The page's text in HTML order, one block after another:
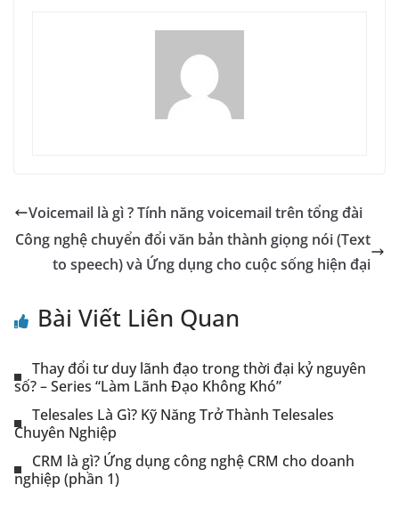
Voicemail là gì ? Tính năng voicemail trên tổng đài
Công nghệ chuyển đổi văn bản thành giọng nói (Text
to speech) và Ứng dụng cho cuộc sống hiện đại
Bài Viết Liên Quan
Thay đổi tư duy lãnh đạo trong thời đại kỷ nguyên
số? – Series “Làm Lãnh Đạo Không Khó”
Telesales Là Gì? Kỹ Năng Trở Thành Telesales
Chuyên Nghiệp
CRM là gì? Ứng dụng công nghệ CRM cho doanh
nghiệp (phần 1)